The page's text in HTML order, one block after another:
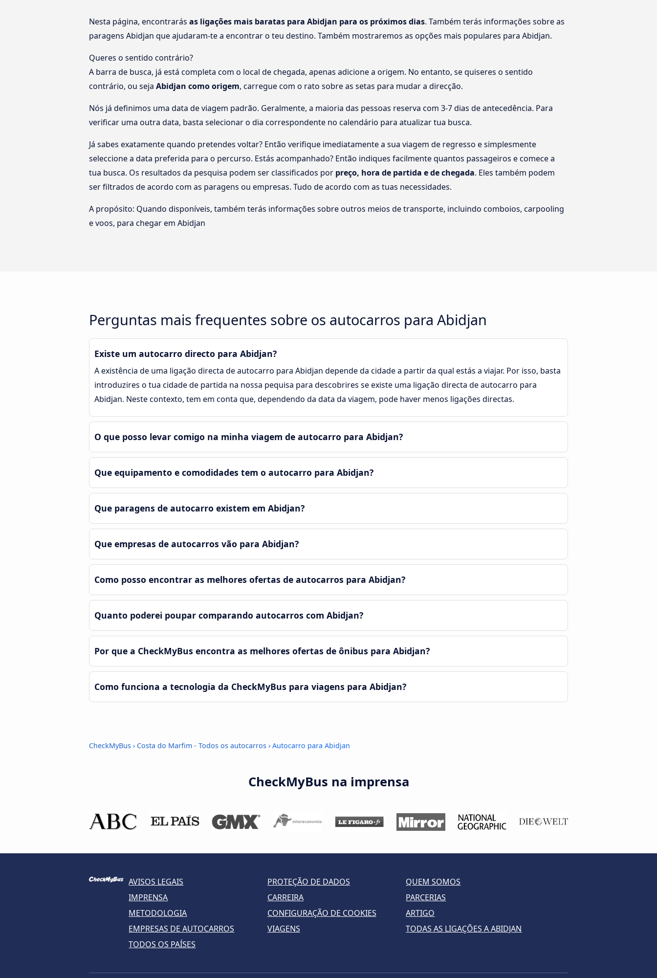
Nesta página, encontrarás as ligações mais baratas para Abidjan para os próximos dias. Também terás informações sobre as
paragens Abidjan que ajudaram-te a encontrar o teu destino. Também mostraremos as opções mais populares para Abidjan.
Queres o sentido contrário?
A barra de busca, já está completa com o local de chegada, apenas adicione a origem. No entanto, se quiseres o sentido
contrário, ou seja Abidjan como origem, carregue com o rato sobre as setas para mudar a direcção.
Nós já definimos uma data de viagem padrão. Geralmente, a maioria das pessoas reserva com 3-7 dias de antecedência. Para
verificar uma outra data, basta selecionar o dia correspondente no calendário para atualizar tua busca.
Já sabes exatamente quando pretendes voltar? Então verifique imediatamente a sua viagem de regresso e simplesmente
seleccione a data preferida para o percurso. Estás acompanhado? Então indiques facilmente quantos passageiros e comece a
tua busca. Os resultados da pesquisa podem ser classificados por preço, hora de partida e de chegada. Eles também podem
ser filtrados de acordo com as paragens ou empresas. Tudo de acordo com as tuas necessidades.
A propósito: Quando disponíveis, também terás informações sobre outros meios de transporte, incluindo comboios, carpooling
e voos, para chegar em Abidjan
Perguntas mais frequentes sobre os autocarros para Abidjan
Existe um autocarro directo para Abidjan?
A existência de uma ligação directa de autocarro para Abidjan depende da cidade a partir da qual estás a viajar. Por isso, basta
introduzires o tua cidade de partida na nossa pequisa para descobrires se existe uma ligação directa de autocarro para
Abidjan. Neste contexto, tem em conta que, dependendo da data da viagem, pode haver menos ligações directas.
O que posso levar comigo na minha viagem de autocarro para Abidjan?
Que equipamento e comodidades tem o autocarro para Abidjan?
Que paragens de autocarro existem em Abidjan?
Que empresas de autocarros vão para Abidjan?
Como posso encontrar as melhores ofertas de autocarros para Abidjan?
Quanto poderei poupar comparando autocarros com Abidjan?
Por que a CheckMyBus encontra as melhores ofertas de ônibus para Abidjan?
Como funciona a tecnologia da CheckMyBus para viagens para Abidjan?
CheckMyBus › Costa do Marfim - Todos os autocarros › Autocarro para Abidjan
CheckMyBus na imprensa
AVISOS LEGAIS PROTEÇÃO DE DADOS
QUEM SOMOS
IMPRENSA
CARREIRA
PARCERIAS
METODOLOGIA
CONFIGURAÇÃO DE COOKIES
ARTIGO
EMPRESAS DE AUTOCARROS
VIAGENS
TODAS AS LIGAÇÕES A ABIDJAN
TODOS OS PAÍSES